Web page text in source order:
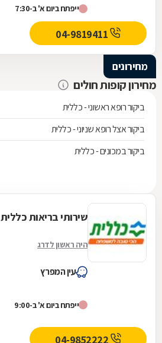
היווסדה -...
ייפתח ביום א' ב-7:30
מחירונים
מחירון קופות חולים
ביקור רופא ראשוני - כללית
ביקור אצל רופא שניוני - כללית
ביקור במכונים - כללית
שירותי בריאות כללית
היה ראשון לדרג
עין המפרץ
ייפתח ביום א' ב-9:00